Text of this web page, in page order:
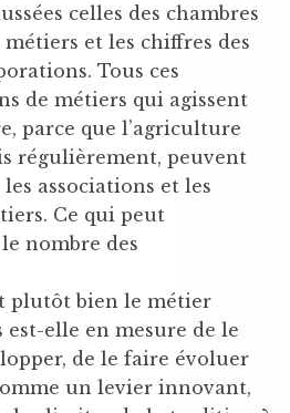
celles des chambres
métiers et les chiffres des
Tous ces
de métiers qui agissent
parce que l’agriculture
régulièrement, peuvent
associations et les
Ce qui peut
nombre des
plutôt bien le métier
est-elle en mesure de le
de le faire évoluer
un levier innovant,